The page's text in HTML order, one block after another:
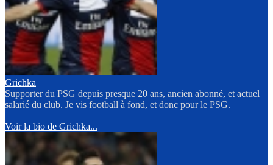
Grichka
Supporter du PSG depuis presque 20 ans, ancien abonné, et actuel
salarié du club. Je vis football à fond, et donc pour le PSG.
Voir la bio de Grichka...